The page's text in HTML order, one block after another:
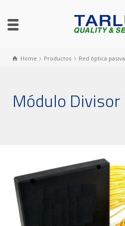
Home Productos Red óptica
Módulo Divisor